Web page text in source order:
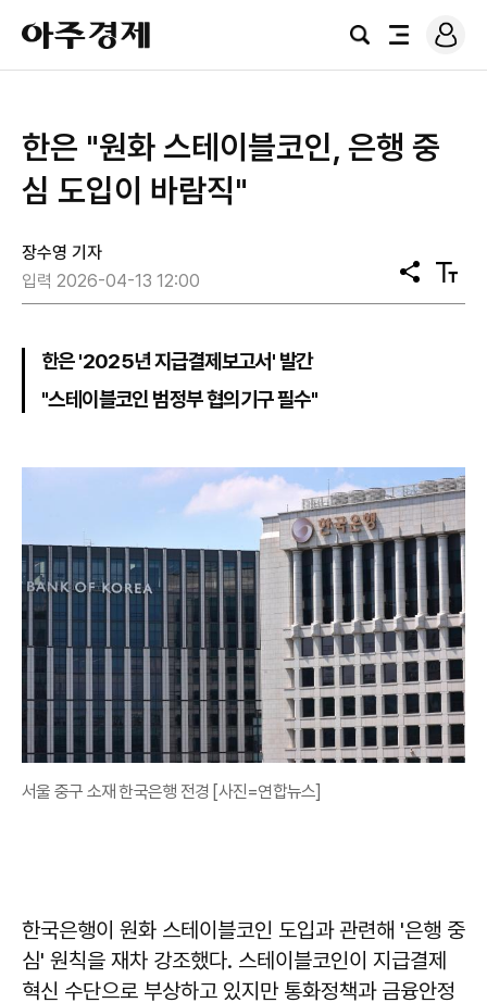
아
주
경
검
전
로
그
한은 "원화 스테이블코인, 은행 중
심 도입이 바람직"
장수영 기자
입력 2026-04-13 12:00
공
유
텍
스
한은 '2025년 지급결제보고서' 발간
"스테이블코인 범정부 협의기구 필수"
서울 중구 소재 한국은행 전경 [사진=연합뉴스]
한국은행이 원화 스테이블코인 도입과 관련해 '은행 중
심' 원칙을 재차 강조했다. 스테이블코인이 지급결제
혁신 수단으로 부상하고 있지만 통화정책과 금융안정